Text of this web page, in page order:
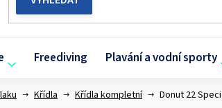
Freediving Plavání a vodní sporty
Křídla Křídla kompletní Donut 22